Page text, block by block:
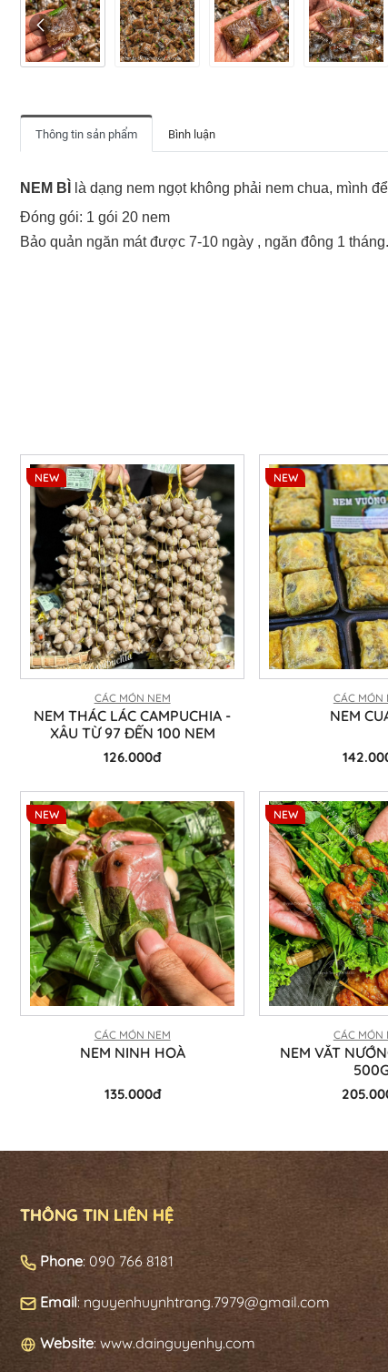
Thông tin sản phẩm Bình luận
NEM BÌ
là dạng nem ngọt không phải nem chua, mình
Đóng gói: 1 gói 20 nem
Bảo quản ngăn mát được 7-10 ngày , ngăn đông 1 tháng.
CÁC MÓN NEM
NEM THÁC LÁC CAMPUCHIA -
XÂU TỪ 97 ĐẾN 100 NEM
126.000đ
NEW
CÁC MÓN
NEM
NEW
CÁC MÓN NEM
NEM NINH HOÀ
135.000đ
NEW
CÁC MÓN
NEM VẮT
NEW
THÔNG TIN LIÊN HỆ
Phone: 090 766 8181
Email: nguyenhuynhtrang.7979@gmail.com
Website: www.dainguyenhy.com